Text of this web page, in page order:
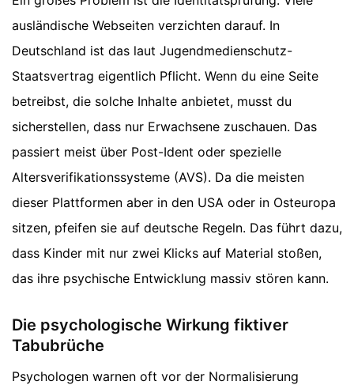
ausländische Webseiten verzichten darauf. In
Deutschland ist das laut Jugendmedienschutz-
Staatsvertrag eigentlich Pflicht. Wenn du eine Seite
betreibst, die solche Inhalte anbietet, musst du
sicherstellen, dass nur Erwachsene zuschauen. Das
passiert meist über Post-Ident oder spezielle
Altersverifikationssysteme (AVS). Da die meisten
dieser Plattformen aber in den USA oder in Osteuropa
sitzen, pfeifen sie auf deutsche Regeln. Das führt dazu,
dass Kinder mit nur zwei Klicks auf Material stoßen,
das ihre psychische Entwicklung massiv stören kann.
Die psychologische Wirkung fiktiver
Tabubrüche
Psychologen warnen oft vor der Normalisierung